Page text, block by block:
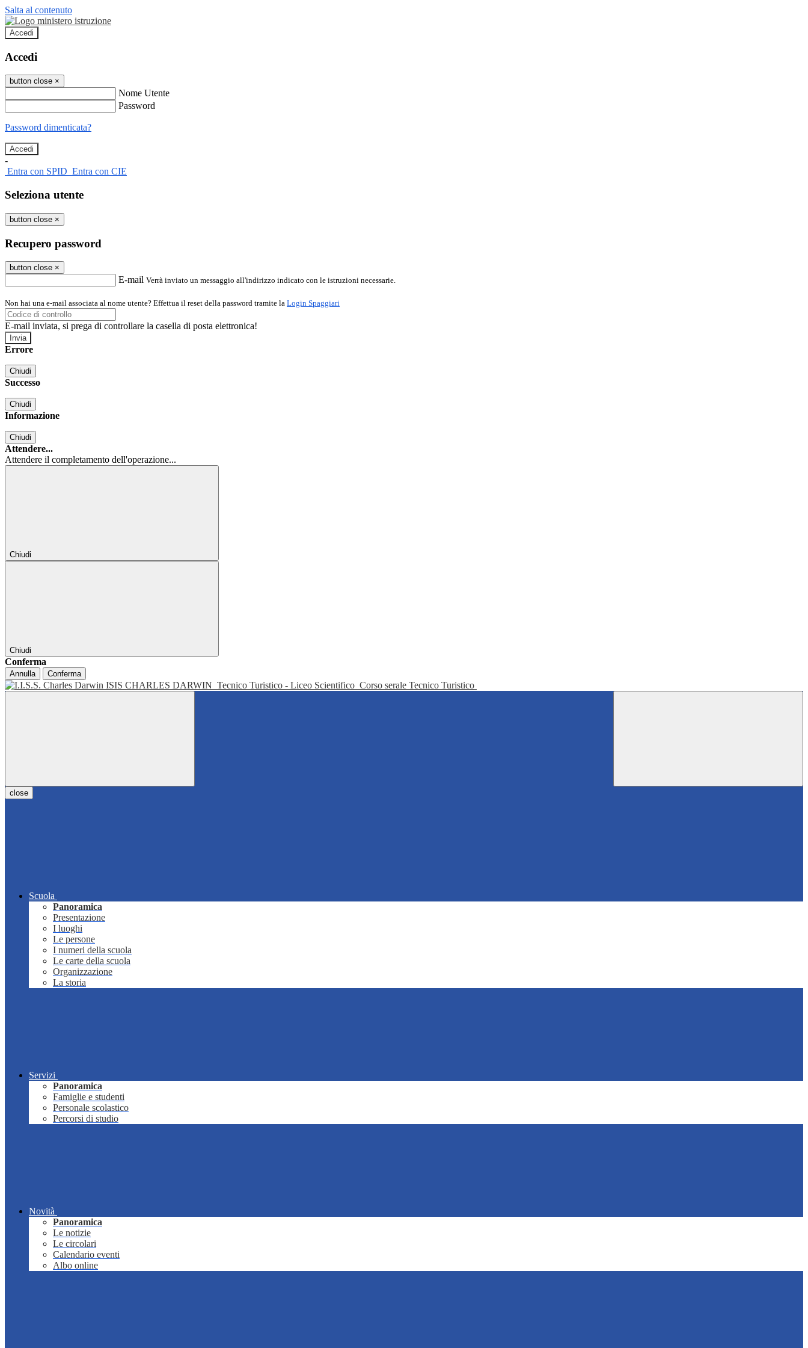
Salta al contenuto
Accedi
Accedi
button close ×
Nome Utente
Password
Password dimenticata?
-
Entra con SPID Entra con CIE
Seleziona utente
button close ×
Recupero password
button close ×
E-mail Verrà inviato un messaggio all'indirizzo indicato con le istruzioni necessarie.
Non hai una e-mail associata al nome utente? Effettua il reset della password tramite la Login Spaggiari
E-mail inviata, si prega di controllare la casella di posta elettronica!
Errore
Chiudi
Successo
Chiudi
Informazione
Chiudi
Attendere...
Attendere il completamento dell'operazione...
Chiudi
Chiudi
Conferma
Annulla Conferma
ISIS CHARLES DARWIN Tecnico Turistico - Liceo Scientifico Corso serale Tecnico Turistico
close
Scuola
Panoramica
Presentazione
I luoghi
Le persone
I numeri della scuola
Le carte della scuola
Organizzazione
La storia
Servizi
Panoramica
Famiglie e studenti
Personale scolastico
Percorsi di studio
Novità
Panoramica
Le notizie
Le circolari
Calendario eventi
Albo online